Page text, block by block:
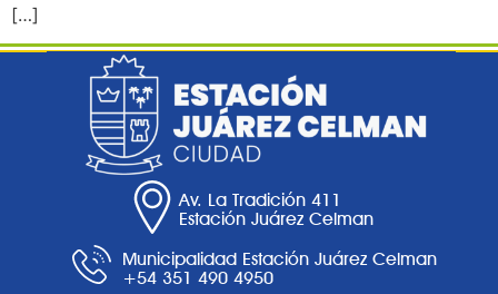
[…]
Av. La Tradición 411
Estación Juárez Celman
Municipalidad Estación Juárez Celman
+54 351 490 4950